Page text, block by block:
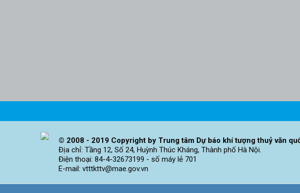
© 2008 - 2019 Copyright by Trung tâm Dự báo khí tượng thuỷ văn
Địa chỉ: Tầng 12, Số 24, Huỳnh Thúc Kháng, Thành phố Hà Nội.
Điện thoại: 84-4-32673199 - số máy lẻ 701
E-mail: vtttkttv@mae.gov.vn